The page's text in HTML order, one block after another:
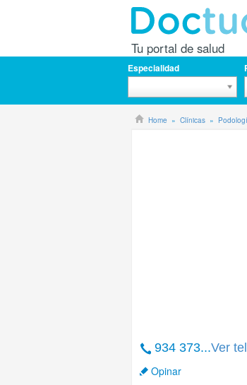
Tu portal de salud
Especialidad
Home Clínicas
934 373...Ver
Opinar